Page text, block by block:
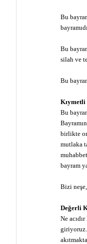
Bu
Bu
silah ve
Bu
Bu
birlikte
mutlaka
bayram
Bizi
Değerli
Ne
giriyoruz.